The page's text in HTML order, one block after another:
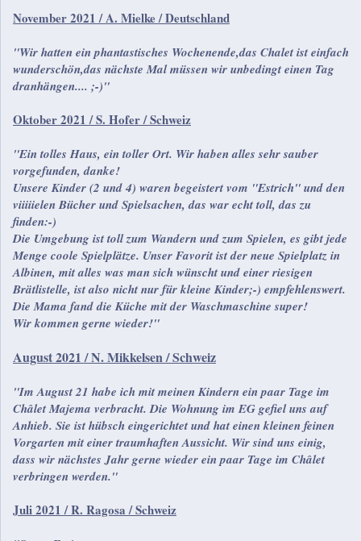
November 2021 / A. Mielke / Deutschland
"Wir hatten ein phantastisches Wochenende,das Chalet ist einfach
wunderschön,das nächste Mal müssen wir unbedingt einen Tag
dranhängen.... ;-)"
Oktober 2021 / S. Hofer / Schweiz
"Ein tolles Haus, ein toller Ort. Wir haben alles sehr sauber
vorgefunden, danke!
Unsere Kinder (2 und 4) waren begeistert vom "Estrich" und den
viiiiielen Bücher und Spielsachen, das war echt toll, das zu
finden:-)
Die Umgebung ist toll zum Wandern und zum Spielen, es gibt jede
Menge coole Spielplätze. Unser Favorit ist der neue Spielplatz in
Albinen, mit alles was man sich wünscht und einer riesigen
Brätlistelle, ist also nicht nur für kleine Kinder;-) empfehlenswert.
Die Mama fand die Küche mit der Waschmaschine super!
Wir kommen gerne wieder!"
August 2021 / N. Mikkelsen / Schweiz
"Im August 21 habe ich mit meinen Kindern ein paar Tage im
Châlet Majema verbracht. Die Wohnung im EG gefiel uns auf
Anhieb. Sie ist hübsch eingerichtet und hat einen kleinen feinen
Vorgarten mit einer traumhaften Aussicht. Wir sind uns einig,
dass wir nächstes Jahr gerne wieder ein paar Tage im Châlet
verbringen werden."
Juli 2021 / R. Ragosa / Schweiz